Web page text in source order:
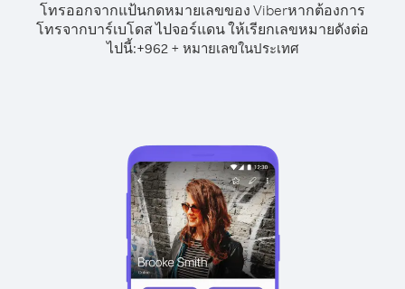
โทรออกจากแป้นกดหมายเลขของ Viberหากต้องการ
โทรจากบาร์เบโดส ไปจอร์แดน ให้เรียกเลขหมายดังต่อ
ไปนี้:+962+ หมายเลขในประเทศ